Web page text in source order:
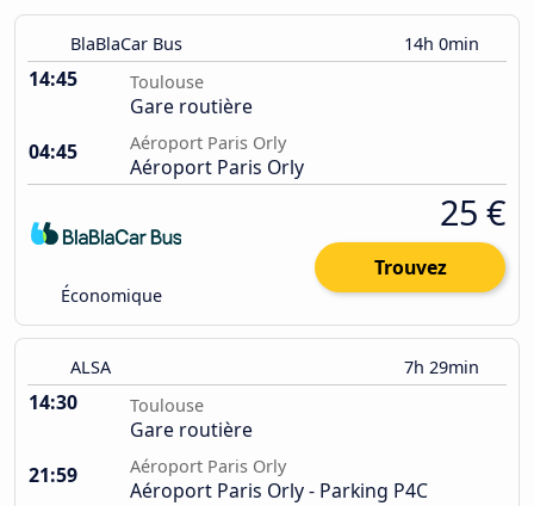
BlaBlaCar Bus 14h 0min
14:45 Toulouse
Gare routière
04:45
Aéroport Paris Orly
Aéroport Paris Orly
Économique
25 €
Trouvez
ALSA 7h 29min
14:30 Toulouse
Gare routière
21:59
Aéroport Paris Orly
Aéroport Paris Orly - Parking P4C